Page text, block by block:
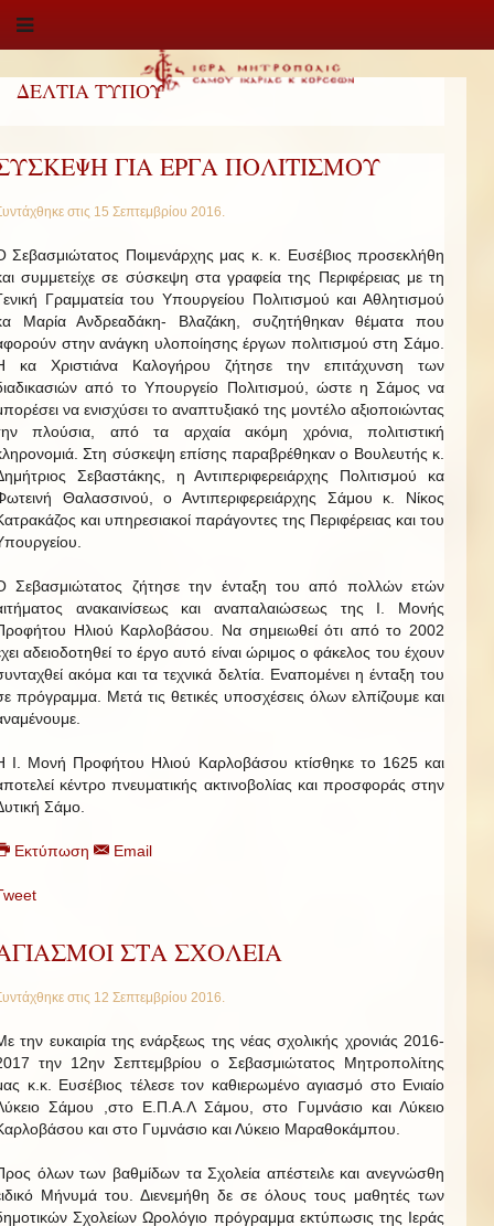
ΔΕΛΤΙΑ ΤΥΠΟΥ
ΓΙΑ ΕΡΓΑ ΠΟΛΙΤΙΣΜΟΥ
στις 15 Σεπτεμβρίου 2016.
Σεβασμιώτατος Ποιμενάρχης μας κ. κ. Ευσέβιος προσεκλήθη
συμμετείχε σε σύσκεψη στα γραφεία της Περιφέρειας με τη
Γραμματεία του Υπουργείου Πολιτισμού και Αθλητισμού
Μαρία Ανδρεαδάκη- Βλαζάκη, συζητήθηκαν θέματα που
στην ανάγκη υλοποίησης έργων πολιτισμού στη Σάμο.
κα Χριστιάνα Καλογήρου ζήτησε την επιτάχυνση των
από το Υπουργείο Πολιτισμού, ώστε η Σάμος να
να ενισχύσει το αναπτυξιακό της μοντέλο αξιοποιώντας
πλούσια, από τα αρχαία ακόμη χρόνια, πολιτιστική
Στη σύσκεψη επίσης παραβρέθηκαν ο Βουλευτής κ.
Σεβαστάκης, η Αντιπεριφερειάρχης Πολιτισμού κα
Θαλασσινού, ο Αντιπεριφερειάρχης Σάμου κ. Νίκος
και υπηρεσιακοί παράγοντες της Περιφέρειας και του
Σεβασμιώτατος ζήτησε την ένταξη του από πολλών ετών
ανακαινίσεως και αναπαλαιώσεως της Ι. Μονής
Ηλιού Καρλοβάσου. Να σημειωθεί ότι από το 2002
αδειοδοτηθεί το έργο αυτό είναι ώριμος ο φάκελος του έχουν
ακόμα και τα τεχνικά δελτία. Εναπομένει η ένταξη του
πρόγραμμα. Μετά τις θετικές υποσχέσεις όλων ελπίζουμε και
Ι. Μονή Προφήτου Ηλιού Καρλοβάσου κτίσθηκε το 1625 και
κέντρο πνευματικής ακτινοβολίας και προσφοράς στην
Σάμο.
Εκτύπωση Email
ΣΤΑ ΣΧΟΛΕΙΑ
στις 12 Σεπτεμβρίου 2016.
την ευκαιρία της ενάρξεως της νέας σχολικής χρονιάς 2016-
την 12ην Σεπτεμβρίου ο Σεβασμιώτατος Μητροπολίτης
κ.κ. Ευσέβιος τέλεσε τον καθιερωμένο αγιασμό στο Ενιαίο
Σάμου ,στο Ε.Π.Α.Λ Σάμου, στο Γυμνάσιο και Λύκειο
και στο Γυμνάσιο και Λύκειο Μαραθοκάμπου.
όλων των βαθμίδων τα Σχολεία απέστειλε και ανεγνώσθη
Μήνυμά του. Διενεμήθη δε σε όλους τους μαθητές των
Σχολείων Ωρολόγιο πρόγραμμα εκτύπωσις της Ιεράς